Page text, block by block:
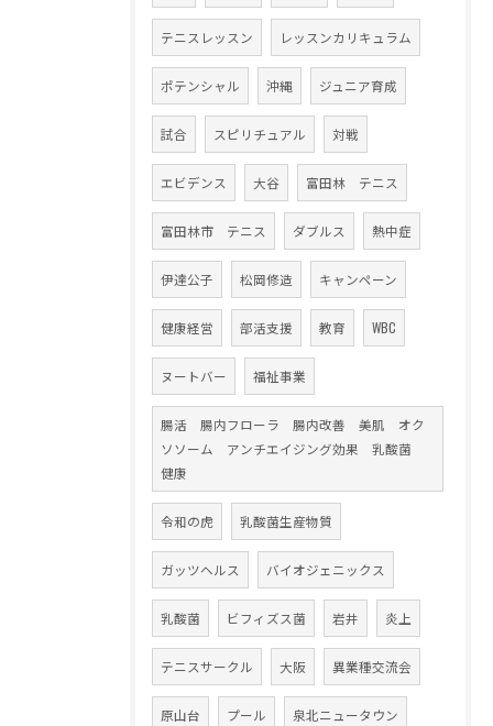
テニスレッスン レッスンカリキュラム
ポテンシャル 沖縄 ジュニア育成
試合 スピリチュアル 対戦
エビデンス 大谷 富田林 テニス
富田林市 テニス ダブルス 熱中症
伊達公子 松岡修造 キャンペーン
健康経営 部活支援 教育 WBC
ヌートバー 福祉事業
腸活 腸内フローラ 腸内改善 美肌 オク
ソソーム アンチエイジング効果 乳酸菌
健康
令和の虎 乳酸菌生産物質
ガッツヘルス バイオジェニックス
乳酸菌 ビフィズス菌 岩井 炎上
テニスサークル 大阪 異業種交流会
原山台 プール 泉北ニュータウン